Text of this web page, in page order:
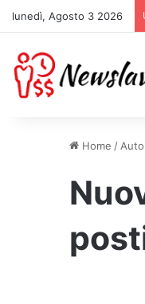
lunedì, Agosto 3 2026
Home /